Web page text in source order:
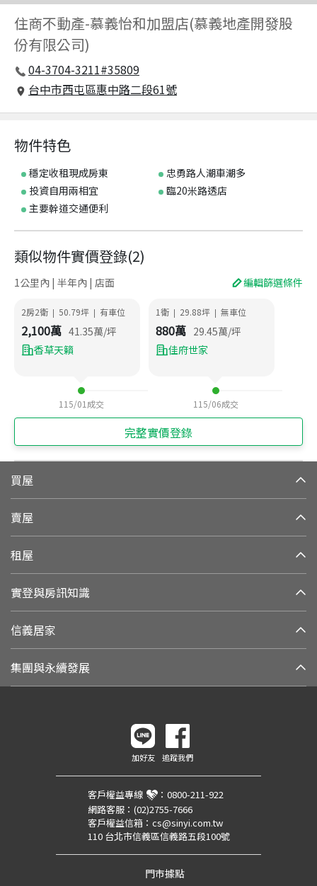
住商不動產-慕義怡和加盟店(慕義地產開發股
份有限公司)
04-3704-3211#35809
台中市西屯區惠中路二段61號
物件特色
穩定收租現成房東
忠勇路人潮車潮多
投資自用兩相宜
臨20米路透店
主要幹道交通便利
類似物件實價登錄(2)
1公里內 | 半年內 | 店面 編輯篩選條件
2房2衛 | 50.79坪 | 有車位
2,100萬 41.35萬/坪
香草天籟
115/01 成交
1衛 | 29.88坪 | 無車位
880萬 29.45萬/坪
佳府世家
115/06成交
完整實價登錄
買屋
賣屋
租屋
實登與房訊知識
信義居家
集團與永續發展
加好友 追蹤我們
客戶權益專線 ： 0800-211-922
網路客服： (02)2755-7666
客戶權益信箱： cs@sinyi.com.tw
110 台北市信義區信義路五段100號
門市據點